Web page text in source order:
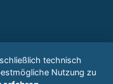
technisch
Nutzung zu